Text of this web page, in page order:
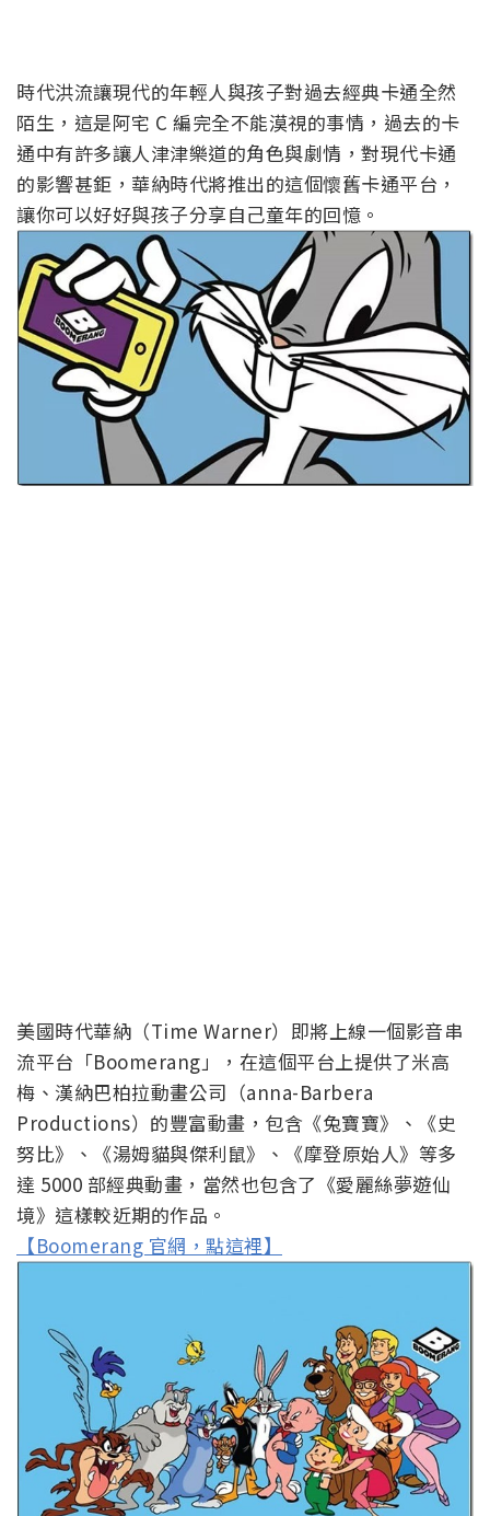
時代洪流讓現代的年輕人與孩子對過去經典卡通全然
陌生，這是阿宅 C 編完全不能漠視的事情，過去的卡
通中有許多讓人津津樂道的角色與劇情，對現代卡通
的影響甚鉅，華納時代將推出的這個懷舊卡通平台，
讓你可以好好與孩子分享自己童年的回憶。
美國時代華納（Time Warner）即將上線一個影音串
流平台「Boomerang」，在這個平台上提供了米高
梅、漢納巴柏拉動畫公司（anna-Barbera
Productions）的豐富動畫，包含《兔寶寶》、《史
努比》、《湯姆貓與傑利鼠》、《摩登原始人》等多
達 5000 部經典動畫，當然也包含了《愛麗絲夢遊仙
境》這樣較近期的作品。
【Boomerang 官網，點這裡】